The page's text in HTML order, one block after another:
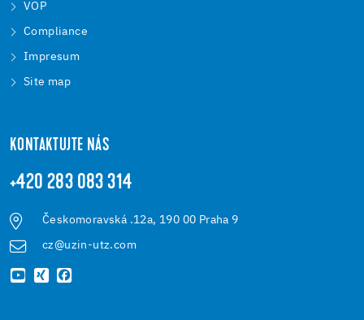
VOP
Compliance
Impresum
Site map
KONTAKTUJTE NÁS
+420 283 083 314
Českomoravská .12a, 190 00 Praha 9
cz@uzin-utz.com